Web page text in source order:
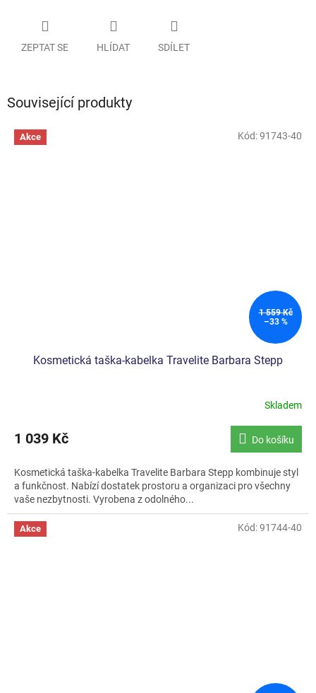
ZEPTAT SE HLÍDAT SDÍLET
Související produkty
Akce
1 559 Kč
–33 %
Kosmetická taška-kabelka Travelite Barbara Stepp
Skladem
1 039 Kč Do košíku
Kosmetická taška-kabelka Travelite Barbara Stepp kombinuje styl
a funkčnost. Nabízí dostatek prostoru a organizaci pro všechny
vaše nezbytnosti. Vyrobena z odolného...
Kód:91743-40
Akce Kód:91744-40